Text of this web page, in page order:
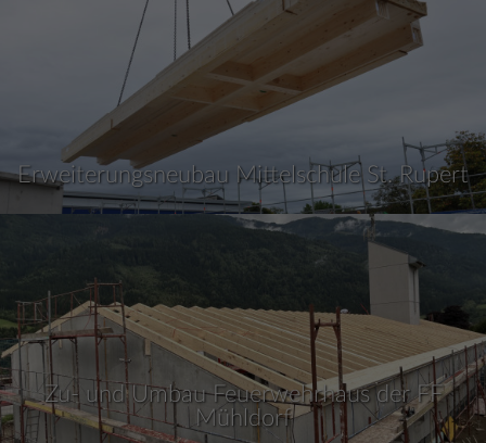
Erweiterungsneubau Mittelschule St. Rupert
Zu- und Umbau Feuerwehrhaus der FF
Mühldorf